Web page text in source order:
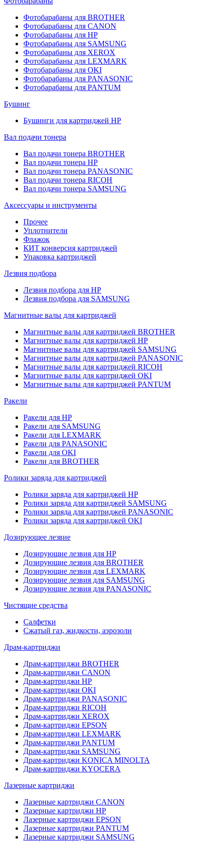
Фотобарабаны для BROTHER
Фотобарабаны для CANON
Фотобарабаны для HP
Фотобарабаны для SAMSUNG
Фотобарабаны для XEROX
Фотобарабаны для LEXMARK
Фотобарабаны для OKI
Фотобарабаны для PANASONIC
Фотобарабаны для PANTUM
Бушинг
Бушинги для картриджей HP
Вал подачи тонера
Вал подачи тонера BROTHER
Вал подачи тонера HP
Вал подачи тонера PANASONIC
Вал подачи тонера RICOH
Вал подачи тонера SAMSUNG
Аксессуары и инструменты
Прочее
Уплотнители
Флажок
КИТ конверсия картриджей
Упаковка картриджей
Лезвия подбора
Лезвия подбора для HP
Лезвия подбора для SAMSUNG
Магнитные валы для картриджей
Магнитные валы для картриджей BROTHER
Магнитные валы для картриджей HP
Магнитные валы для картриджей SAMSUNG
Магнитные валы для картриджей PANASONIC
Магнитные валы для картриджей RICOH
Магнитные валы для картриджей OKI
Магнитные валы для картриджей PANTUM
Ракели
Ракели для HP
Ракели для SAMSUNG
Ракели для LEXMARK
Ракели для PANASONIC
Ракели для OKI
Ракели для BROTHER
Ролики заряда для картриджей
Ролики заряда для картриджей HP
Ролики заряда для картриджей SAMSUNG
Ролики заряда для картриджей PANASONIC
Ролики заряда для картриджей OKI
Дозирующее лезвие
Дозирующие лезвия для HP
Дозирующие лезвия для BROTHER
Дозирующие лезвия для LEXMARK
Дозирующие лезвия для SAMSUNG
Дозирующие лезвия для PANASONIC
Чистящие средства
Салфетки
Сжатый газ, жидкости, аэрозоли
Драм-картриджи
Драм-картриджи BROTHER
Драм-картриджи CANON
Драм-картриджи HP
Драм-картриджи OKI
Драм-картриджи PANASONIC
Драм-картриджи RICOH
Драм-картриджи XEROX
Драм-картриджи EPSON
Драм-картриджи LEXMARK
Драм-картриджи PANTUM
Драм-картриджи SAMSUNG
Драм-картриджи KONICA MINOLTA
Драм-картриджи KYOCERA
Лазерные картриджи
Лазерные картриджи CANON
Лазерные картриджи HP
Лазерные картриджи EPSON
Лазерные картриджи PANTUM
Лазерные картриджи SAMSUNG